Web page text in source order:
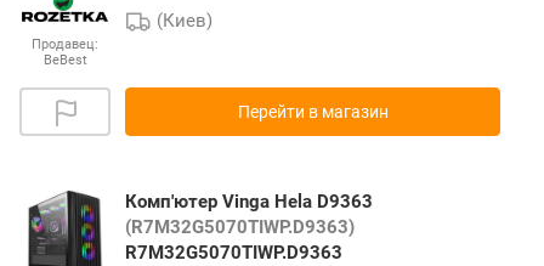
Продавец:
BeBest
(Киев)
Перейти в магазин
Комп'ютер Vinga Hela D9363
(R7M32G5070TIWP.D9363)
R7M32G5070TIWP.D9363